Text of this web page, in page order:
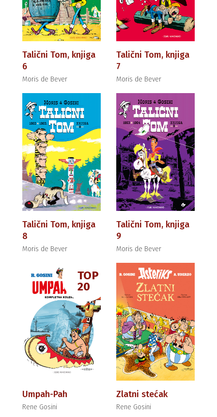
Talični Tom, knjiga
6
Moris de Bever
Talični Tom, knjiga
7
Moris de Bever
Talični Tom, knjiga
8
Moris de Bever
Talični Tom, knjiga
9
Moris de Bever
TOP
20
Umpah-Pah
Rene Gosini
Zlatni stećak
Rene Gosini